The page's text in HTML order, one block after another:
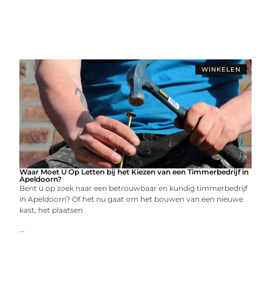
WINKELEN
Waar Moet U Op Letten bij het Kiezen van een Timmerbedrijf in
Apeldoorn?
Bent u op zoek naar een betrouwbaar en kundig timmerbedrijf
in Apeldoorn? Of het nu gaat om het bouwen van een nieuwe
kast, het plaatsen
...